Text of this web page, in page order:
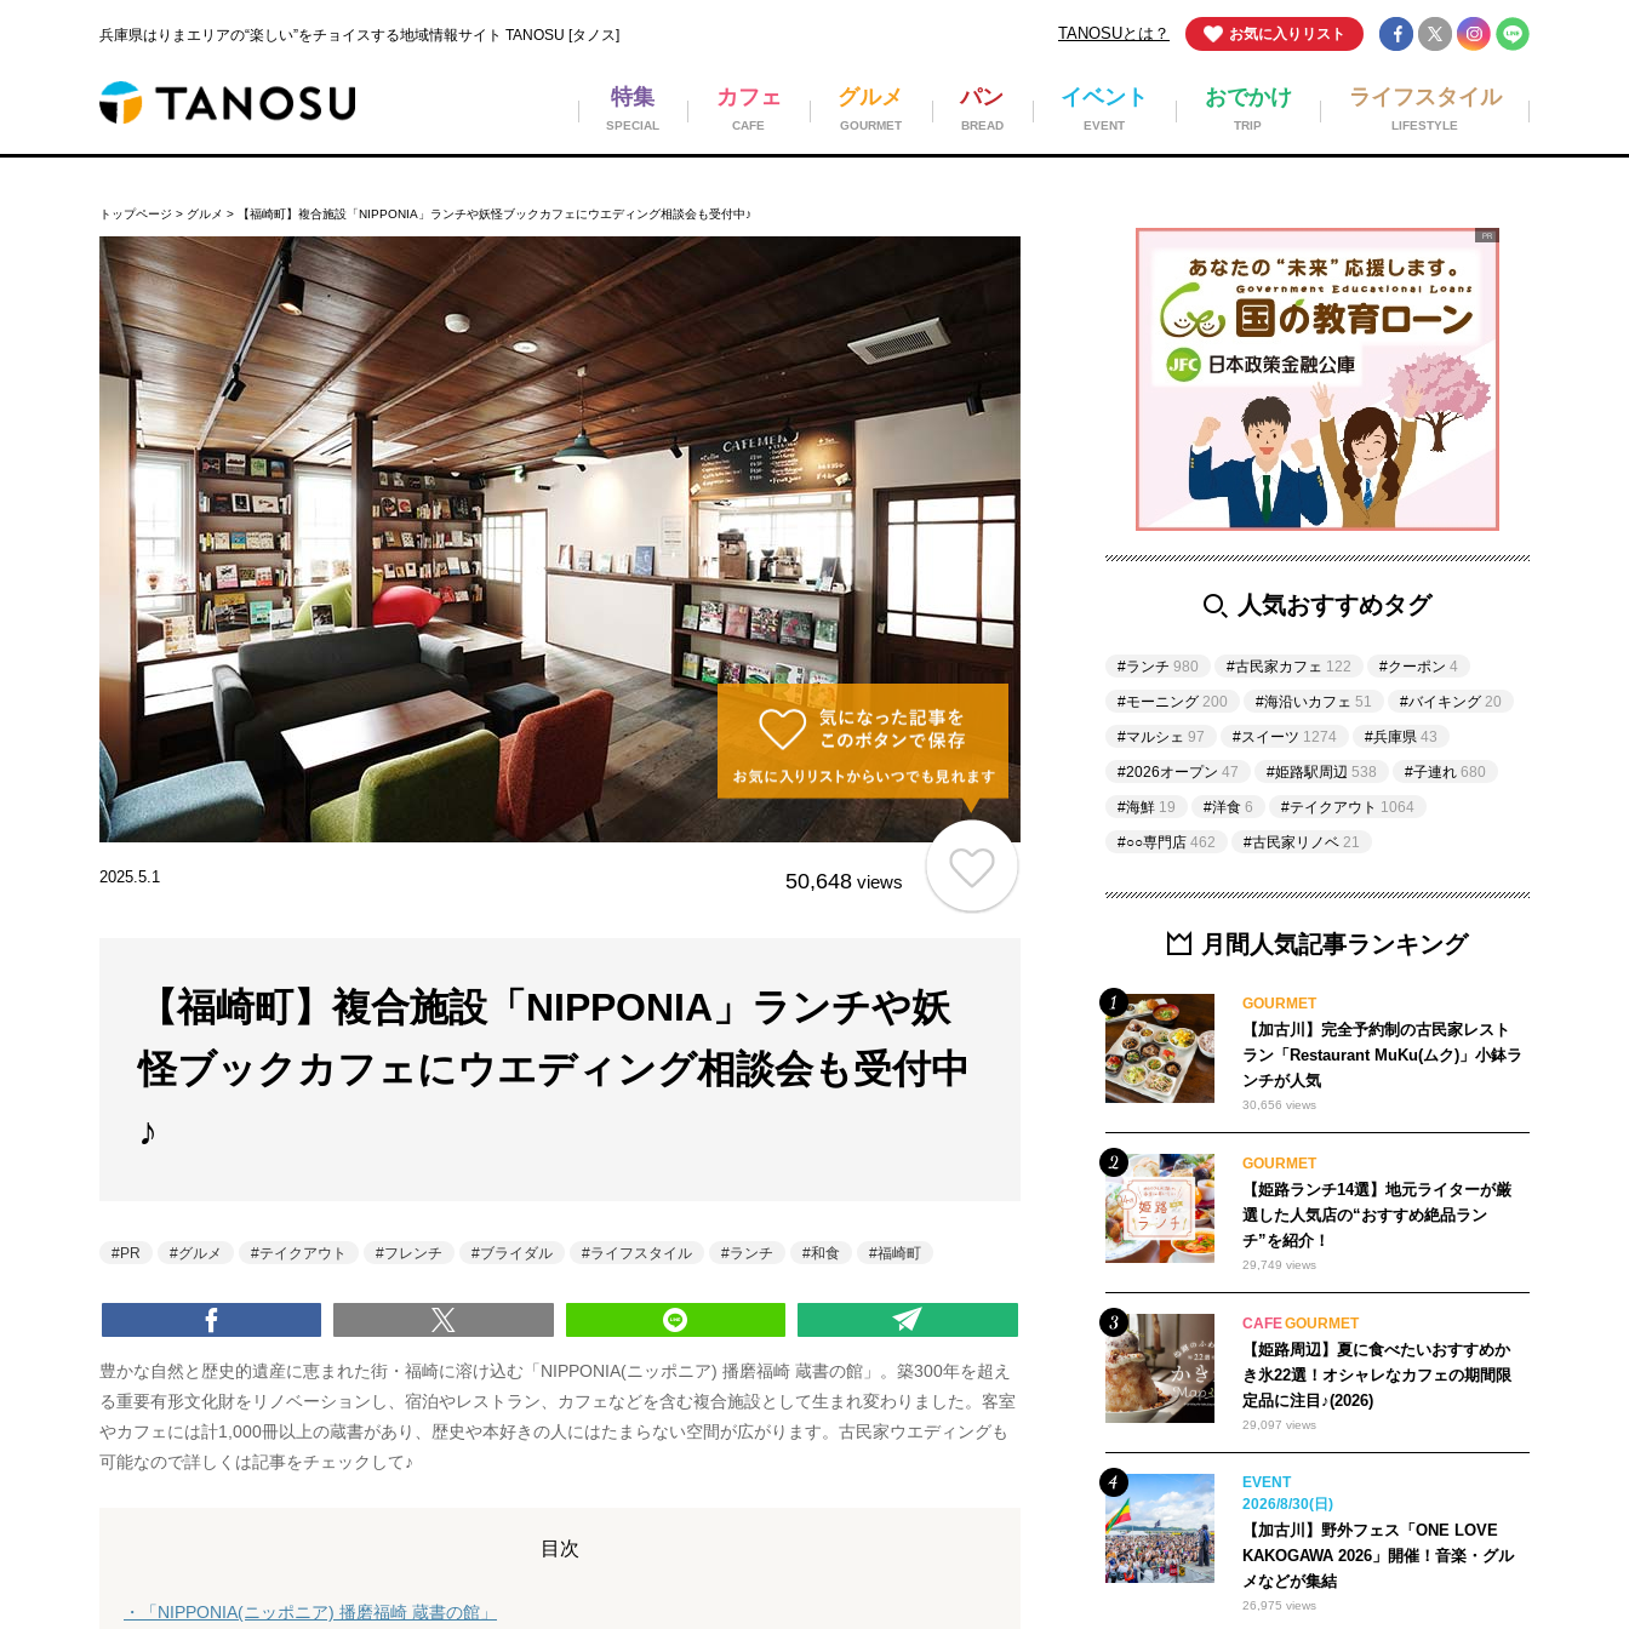
兵庫県はりまエリアの“楽しい”をチョイスする地域情報サイト TANOSU [タノス] お気に入りリスト
TANOSUとは？
ライフスタイル
LIFESTYLE
おでかけ
TRIP
イベント
EVENT
パン
BREAD
グルメ
GOURMET
カフェ
CAFE
特集
SPECIAL
トップページ > グルメ > 【福崎町】複合施設「NIPPONIA」ランチや妖怪ブックカフェにウエディング相談会も受付中♪
2025.5.1 50,648views
【福崎町】複合施設「NIPPONIA」ランチや妖
怪ブックカフェにウエディング相談会も受付中
♪
PR グルメ テイクアウト フレンチ ブライダル ライフスタイル ランチ 和食 福崎町
豊かな自然と歴史的遺産に恵まれた街・福崎に溶け込む「NIPPONIA(ニッポニア) 播磨福崎 蔵書の館」。築300年を超え
る重要有形文化財をリノベーションし、宿泊やレストラン、カフェなどを含む複合施設として生まれ変わりました。客室
やカフェには計1,000冊以上の蔵書があり、歴史や本好きの人にはたまらない空間が広がります。古民家ウエディングも
可能なので詳しくは記事をチェックして♪
目次
・「NIPPONIA(ニッポニア) 播磨福崎 蔵書の館」
人気おすすめタグ
#ランチ 980 #古民家カフェ 122 #クーポン 4
#モーニング 200 #海沿いカフェ 51 #バイキング 20
#マルシェ 97 #スイーツ 1274 #兵庫県 43
#2026オープン 47 #姫路駅周辺 538 #子連れ 680
#海鮮 19 #洋食 6 #テイクアウト 1064
#○○専門店 462 #古民家リノベ 21
月間人気記事ランキング
GOURMET
【加古川】完全予約制の古民家レスト
ラン「Restaurant MuKu(ムク)」小鉢ラ
ンチが人気
30,656 views
GOURMET
【姫路ランチ14選】地元ライターが厳
選した人気店の“おすすめ絶品ラン
チ”を紹介！
29,749 views
CAFEGOURMET
【姫路周辺】夏に食べたいおすすめか
き氷22選！オシャレなカフェの期間限
定品に注目♪(2026)
29,097 views
EVENT
2026/8/30(日)
【加古川】野外フェス「ONE LOVE
KAKOGAWA 2026」開催！音楽・グル
メなどが集結
26,975 views